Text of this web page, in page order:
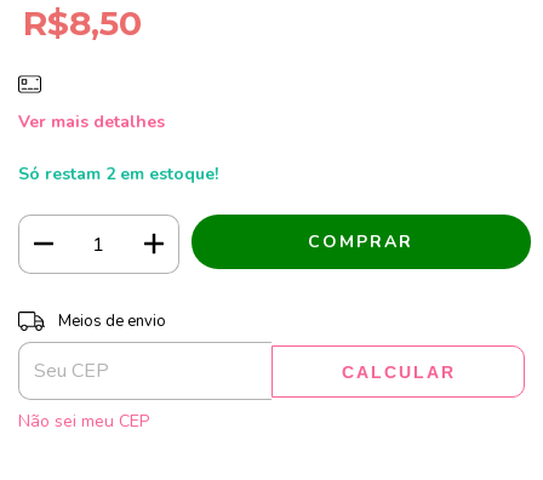
R$8,50
Ver mais detalhes
Só restam 2em estoque!
Entregas para o CEP:
Meios de envio
CALCULAR
Não sei meu CEP